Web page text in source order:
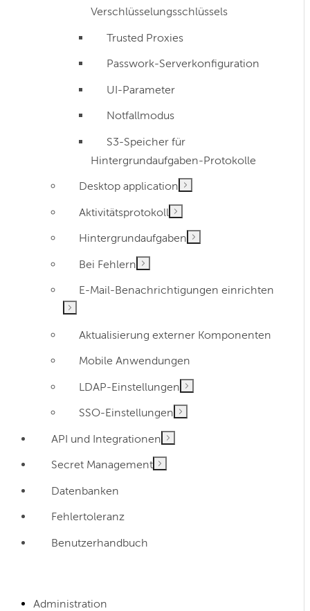
Verschlüsselungsschlüssels
Trusted Proxies
Passwork-Serverkonfiguration
UI-Parameter
Notfallmodus
S3-Speicher für
Hintergrundaufgaben-Protokolle
Desktop application
Aktivitätsprotokoll
Hintergrundaufgaben
Bei Fehlern
E-Mail-Benachrichtigungen einrichten
Aktualisierung externer Komponenten
Mobile Anwendungen
LDAP-Einstellungen
SSO-Einstellungen
API und Integrationen
Secret Management
Datenbanken
Fehlertoleranz
Benutzerhandbuch
Administration